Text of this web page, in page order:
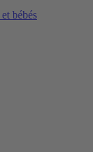
bébés